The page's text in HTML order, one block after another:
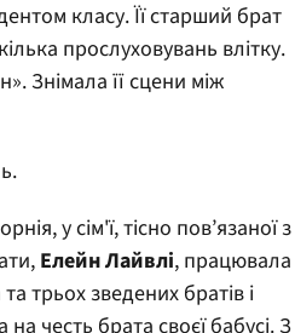
класу. Її старший брат
прослуховувань влітку.
Знімала її сцени між
у сім'ї, тісно пов’язаної з
Елейн Лайвлі, працювала
трьох зведених братів і
честь брата своєї бабусі. З